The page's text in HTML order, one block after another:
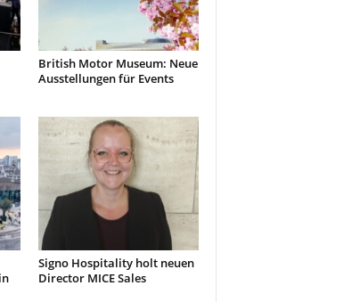
British Motor Museum: Neue
Ausstellungen für Events
Signo Hospitality holt neuen
Director MICE Sales